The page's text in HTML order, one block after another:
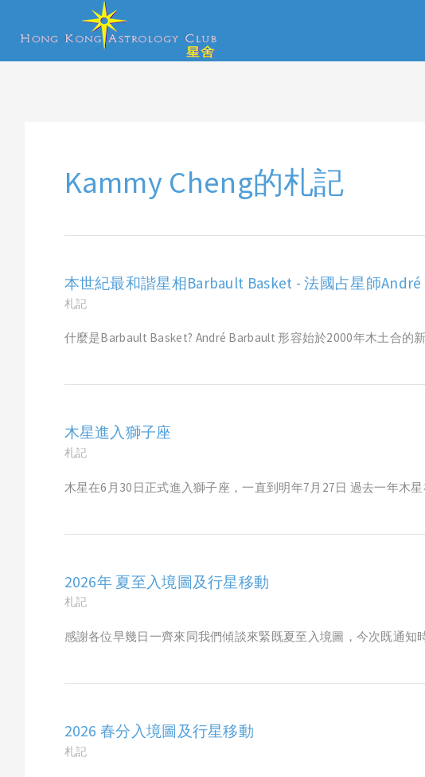
Kammy Cheng的札記
本世紀最和諧星相Barbault Basket - 法國占星師
札記
什麼是Barbault Basket? André Barbault 形容始於2000年木土合的
木星進入獅子座
札記
木星在6月30日正式進入獅子座，一直到明年7月27日 過去一年木
2026年 夏至入境圖及行星移動
札記
感謝各位早幾日一齊來同我們傾談來緊既夏至入境圖，今次既通知
2026 春分入境圖及行星移動
札記